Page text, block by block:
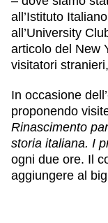
all’Istituto
all’University
articolo del New
visitatori
In occasione
proponendo
Rinascimento
storia italiana. I
ogni due ore. Il
aggiungere al